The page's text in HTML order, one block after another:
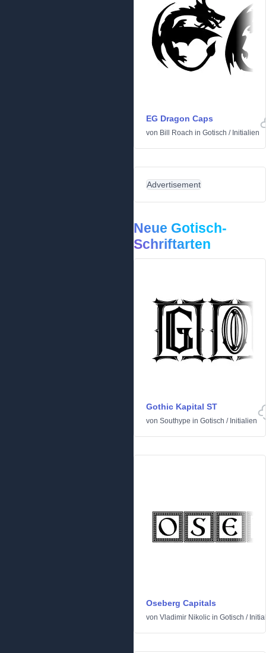
EG Dragon Caps
von Bill Roach in Gotisch / Initialien
Advertisement
Neue Gotisch-
Schriftarten
Gothic Kapital ST
von Southype in Gotisch / Initialien
Oseberg Capitals
von Vladimir Nikolic in Gotisch /